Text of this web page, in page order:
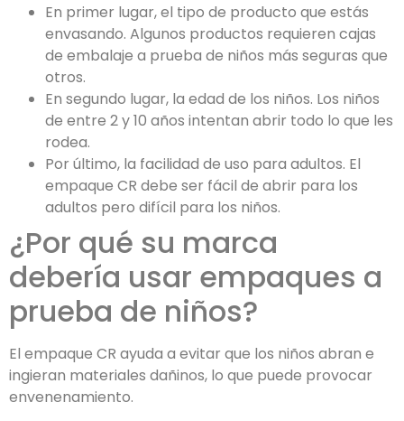
En primer lugar, el tipo de producto que estás
envasando. Algunos productos requieren cajas
de embalaje a prueba de niños más seguras que
otros.
En segundo lugar, la edad de los niños. Los niños
de entre 2 y 10 años intentan abrir todo lo que les
rodea.
Por último, la facilidad de uso para adultos. El
empaque CR debe ser fácil de abrir para los
adultos pero difícil para los niños.
¿Por qué su marca
debería usar empaques a
prueba de niños?
El empaque CR ayuda a evitar que los niños abran e
ingieran materiales dañinos, lo que puede provocar
envenenamiento.